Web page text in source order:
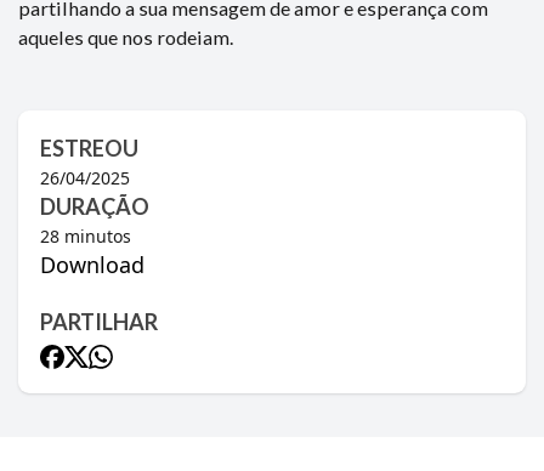
partilhando a sua mensagem de amor e esperança com
aqueles que nos rodeiam.
ESTREOU
26/04/2025
DURAÇÃO
28 minutos
Download
PARTILHAR